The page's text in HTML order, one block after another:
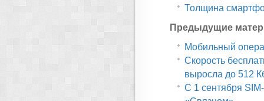
Толщина
Предыдущие
Мобильный
Скорость
выросла до 512
С 1 сентября